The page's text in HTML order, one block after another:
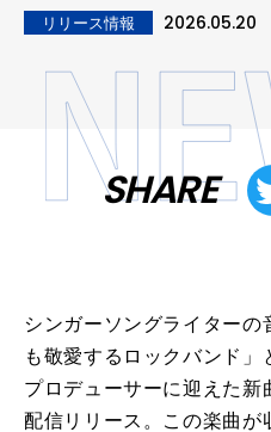
リリース情報 2026.05.20
SHARE
シンガーソングライター
も敬愛するロックバンド
プロデューサーに迎えた
配信リリース。この楽曲が